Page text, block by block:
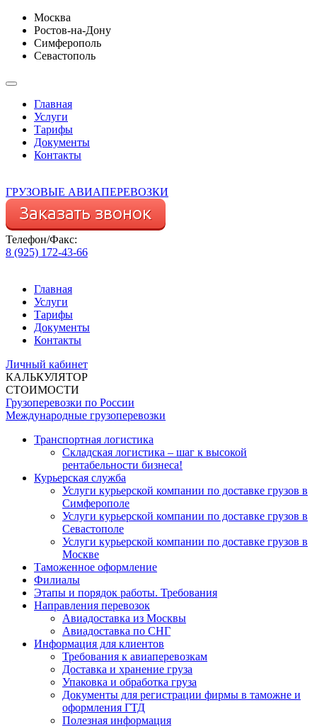
Москва
Ростов-на-Дону
Симферополь
Севастополь
Главная
Услуги
Тарифы
Документы
Контакты
ГРУЗОВЫЕ АВИАПЕРЕВОЗКИ
Телефон/Факс:
8 (925) 172-43-66
Главная
Услуги
Тарифы
Документы
Контакты
Личный кабинет
КАЛЬКУЛЯТОР
СТОИМОСТИ
Грузоперевозки по России
Международные грузоперевозки
Транспортная логистика
Складская логистика – шаг к высокой
рентабельности бизнеса!
Курьерская служба
Услуги курьерской компании по доставке грузов в
Симферополе
Услуги курьерской компании по доставке грузов в
Севастополе
Услуги курьерской компании по доставке грузов в
Москве
Таможенное оформление
Филиалы
Этапы и порядок работы. Требования
Направления перевозок
Авиадоставка из Москвы
Авиадоставка по СНГ
Информация для клиентов
Требования к авиаперевозкам
Доставка и хранение груза
Упаковка и обработка груза
Документы для регистрации фирмы в таможне и
оформления ГТД
Полезная информация